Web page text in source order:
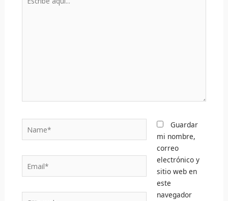
Guardar
mi nombre,
correo
electrónico y
sitio web en
este
navegador